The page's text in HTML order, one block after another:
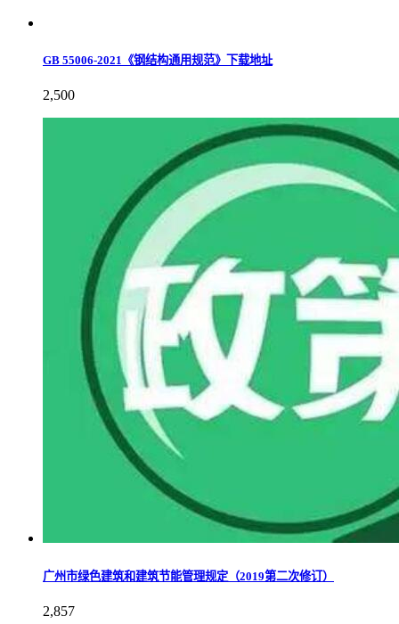
GB 55006-2021《钢结构通用规范》下载地址
2,500
广州市绿色建筑和建筑节能管理规定（2019第二次修订）
2,857